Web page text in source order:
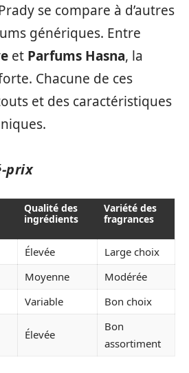
se compare à d’autres
génériques. Entre
et Parfums Hasna, la
Chacune de ces
et des caractéristiques
prix
Qualité des
ingrédients
Variété des
fragrances
Élevée
Large choix
Moyenne
Modérée
Variable
Bon choix
Élevée
Bon
assortiment